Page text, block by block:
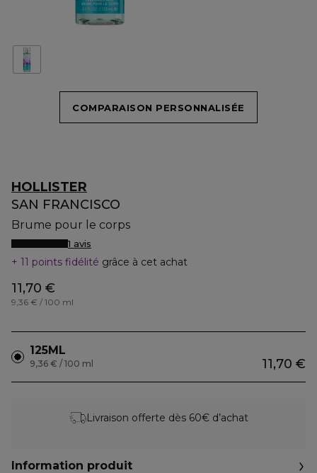
COMPARAISON PERSONNALISÉE
HOLLISTER
SAN FRANCISCO
Brume pour le corps
1 avis
11 points fidélité grâce à cet achat
11,70 €
9,36 € / 100 ml
125ML
11,70 €
9,36 € / 100 ml
Livraison offerte dès 60€ d’achat
Information produit